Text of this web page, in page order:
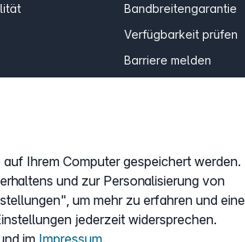
Bandbreitengarantie
Verfügbarkeit prüfen
Barriere melden
Vertrag widerrufen
Ihrem Computer gespeichert werden.
und zur Personalisierung von
um mehr zu erfahren und eine
jederzeit widersprechen.
im Impressum